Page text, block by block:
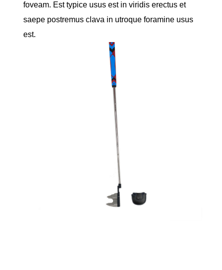
foveam. Est typice usus est in viridis erectus et
saepe postremus clava in utroque foramine usus
est.